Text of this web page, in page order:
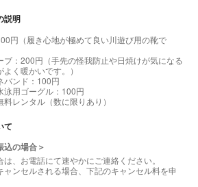
説明
円（履き心地が極めて良い川遊び用の靴で
ブ：200円（手先の怪我防止や日焼けが気になる
く暖かいです。）
バンド：100円
泳用ゴーグル：100円
レンタル（数に限りあり）
て
込の場合＞
、お電話にて速やかにご連絡ください。
ャンセルされる場合、下記のキャンセル料を申